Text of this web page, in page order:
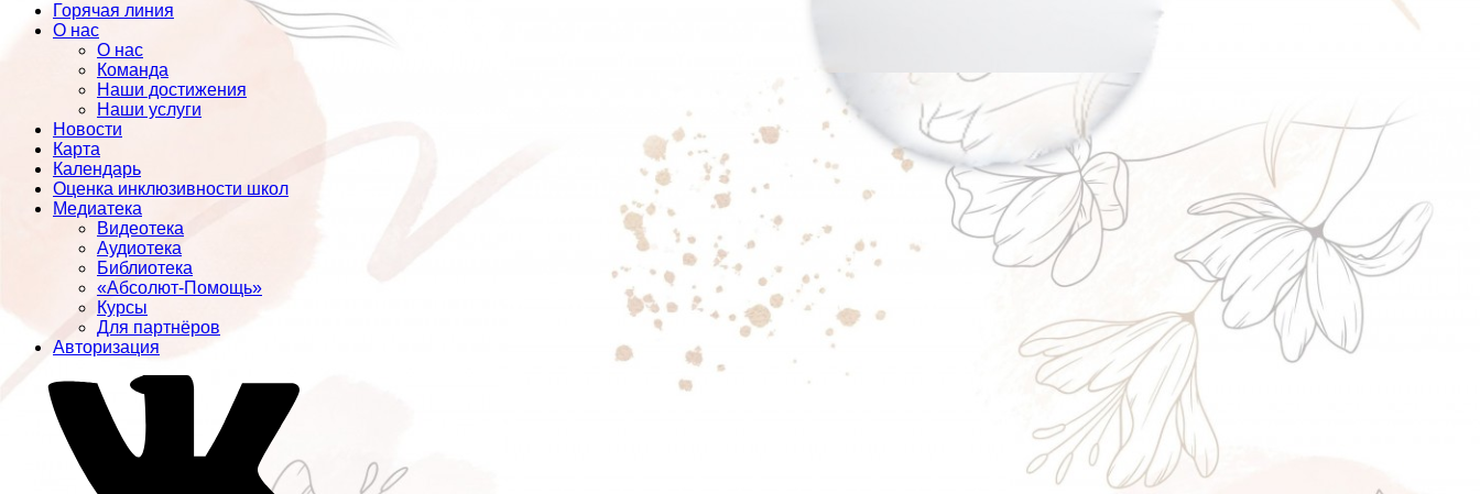
Горячая линия
О нас
О нас
Команда
Наши достижения
Наши услуги
Новости
Карта
Календарь
Оценка инклюзивности школ
Медиатека
Видеотека
Аудиотека
Библиотека
«Абсолют-Помощь»
Курсы
Для партнёров
Авторизация